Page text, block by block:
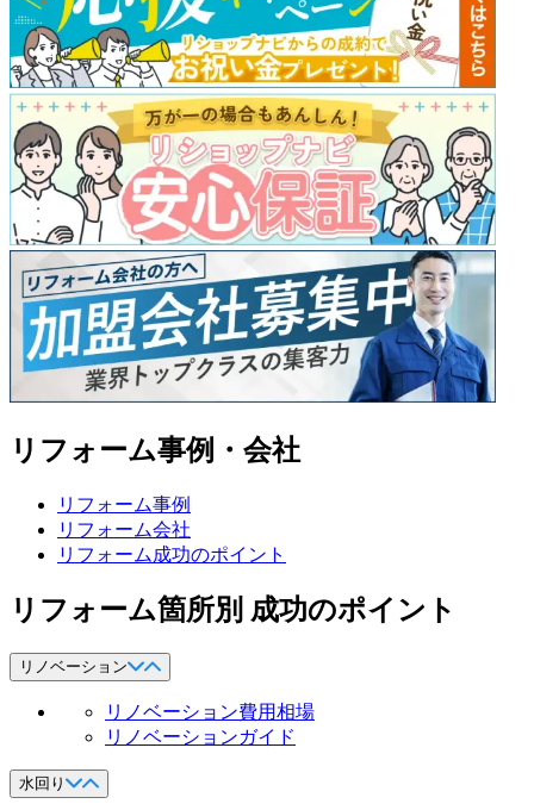
リフォーム事例・会社
リフォーム事例
リフォーム会社
リフォーム成功のポイント
リフォーム箇所別 成功のポイント
リノベーション
リノベーション費用相場
リノベーションガイド
水回り